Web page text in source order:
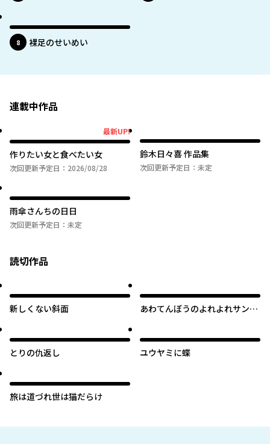
8位 裸足のせいめい
連載中作品
最新UP!
作りたい女と食べたい女
次回更新予定日： 2026/08/28
鈴木日々喜 作品集
次回更新予定日： 未定
雨傘さんちの日日
次回更新予定日： 未定
読切作品
新しくない斜面
あわてんぼうのよれよれサンタ
とりの仇返し ユウヤミに蝶
旅は道づれ世は猫だらけ